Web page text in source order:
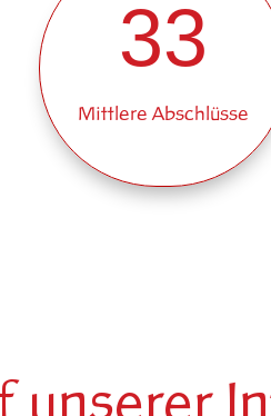
33
Mittlere Abschlüsse